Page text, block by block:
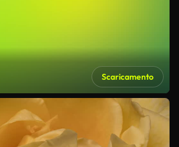
Scaricamento